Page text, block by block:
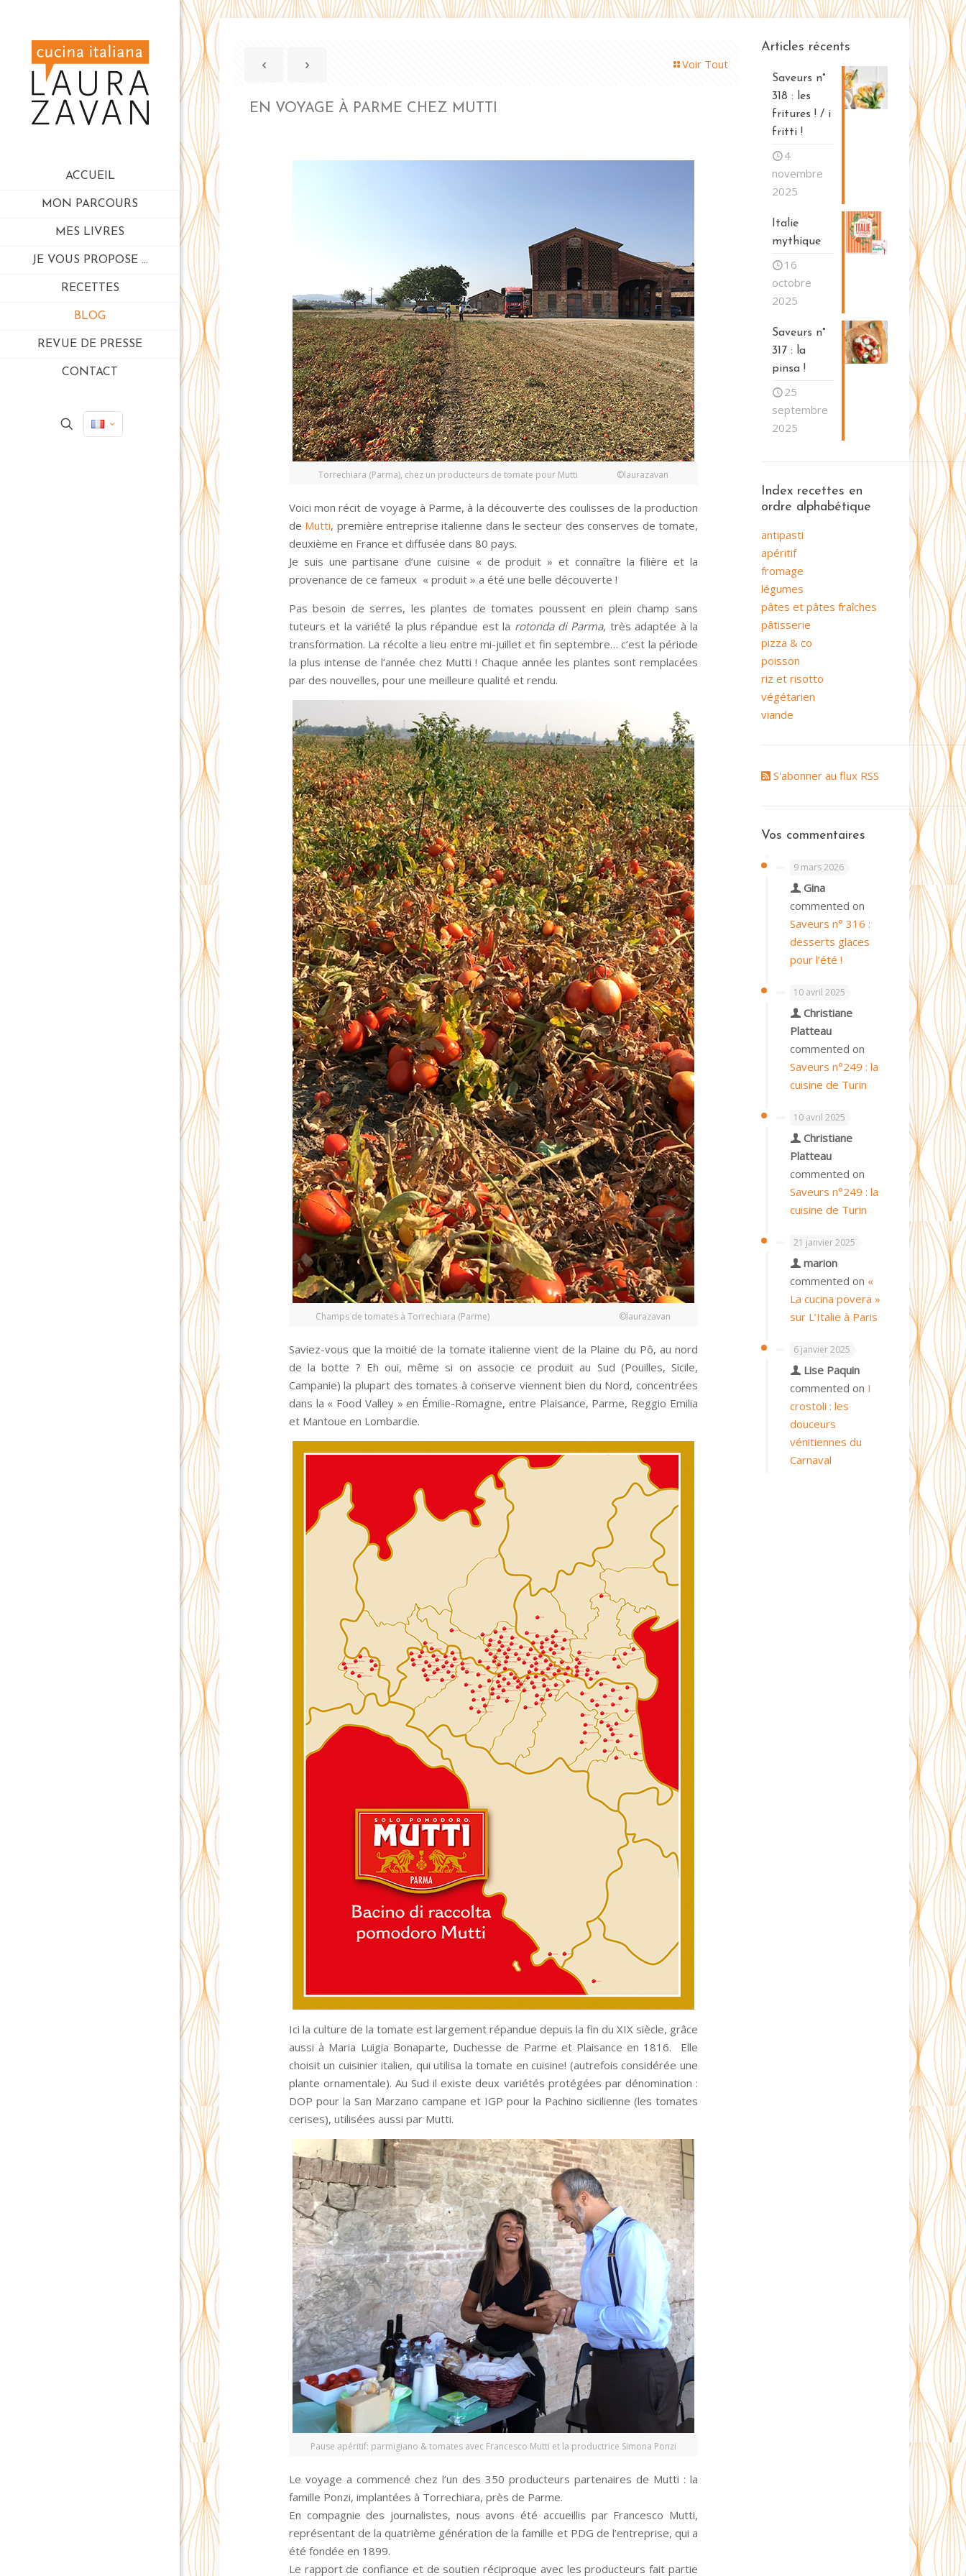
ACCUEIL
MON PARCOURS
MES LIVRES
JE VOUS PROPOSE …
RECETTES
BLOG
REVUE DE PRESSE
CONTACT
Voir Tout
EN VOYAGE À PARME CHEZ MUTTI
Torrechiara (Parma), chez un producteurs de tomate pour Mutti ©laurazavan
Voici mon récit de voyage à Parme, à la découverte des coulisses de la production
de Mutti, première entreprise italienne dans le secteur des conserves de tomate,
deuxième en France et diffusée dans 80 pays.
Je suis une partisane d’une cuisine « de produit » et connaître la filière et la
provenance de ce fameux « produit » a été une belle découverte !
Pas besoin de serres, les plantes de tomates poussent en plein champ sans
tuteurs et la variété la plus répandue est la rotonda di Parma, très adaptée à la
transformation. La récolte a lieu entre mi-juillet et fin septembre… c’est la période
la plus intense de l’année chez Mutti ! Chaque année les plantes sont remplacées
par des nouvelles, pour une meilleure qualité et rendu.
Champs de tomates à Torrechiara (Parme) ©laurazavan
Saviez-vous que la moitié de la tomate italienne vient de la Plaine du Pô, au nord
de la botte ? Eh oui, même si on associe ce produit au Sud (Pouilles, Sicile,
Campanie) la plupart des tomates à conserve viennent bien du Nord, concentrées
dans la « Food Valley » en Émilie-Romagne, entre Plaisance, Parme, Reggio Emilia
et Mantoue en Lombardie.
Ici la culture de la tomate est largement répandue depuis la fin du XIX siècle, grâce
aussi à Maria Luigia Bonaparte, Duchesse de Parme et Plaisance en 1816. Elle
choisit un cuisinier italien, qui utilisa la tomate en cuisine! (autrefois considérée une
plante ornamentale). Au Sud il existe deux variétés protégées par dénomination :
DOP pour la San Marzano campane et IGP pour la Pachino sicilienne (les tomates
cerises), utilisées aussi par Mutti.
Pause apéritif: parmigiano & tomates avec Francesco Mutti et la productrice Simona Ponzi
Le voyage a commencé chez l’un des 350 producteurs partenaires de Mutti : la
famille Ponzi, implantées à Torrechiara, près de Parme.
En compagnie des journalistes, nous avons été accueillis par Francesco Mutti,
représentant de la quatrième génération de la famille et PDG de l’entreprise, qui a
été fondée en 1899.
Le rapport de confiance et de soutien réciproque avec les producteurs fait partie
Articles récents
Saveurs n°
318 : les
fritures ! / i
fritti !
4
novembre
2025
Italie
mythique
16
octobre
2025
Saveurs n°
317 : la
pinsa !
25
septembre
2025
Index recettes en
ordre alphabétique
antipasti
apéritif
fromage
légumes
pâtes et pâtes fraîches
pâtisserie
pizza & co
poisson
riz et risotto
végétarien
viande
S'abonner au flux RSS
Vos commentaires
9 mars 2026
Gina
commented on
Saveurs n° 316 :
desserts glaces
pour l’été !
10 avril 2025
Christiane
Platteau
commented on
Saveurs n°249 : la
cuisine de Turin
10 avril 2025
Christiane
Platteau
commented on
Saveurs n°249 : la
cuisine de Turin
21 janvier 2025
marion
commented on «
La cucina povera »
sur L’Italie à Paris
6 janvier 2025
Lise Paquin
commented on I
crostoli : les
douceurs
vénitiennes du
Carnaval